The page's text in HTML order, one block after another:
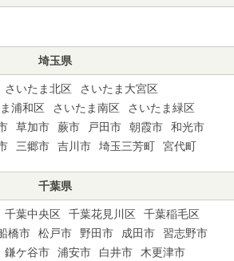
埼玉県
さいたま北区
さいたま大宮区
浦和区 さいたま南区
さいたま緑区
草加市 蕨市 戸田市 朝霞市
和光市
三郷市 吉川市 埼玉三芳町 宮代町
千葉県
千葉中央区 千葉花見川区
千葉稲毛区
橋市 松戸市 野田市 成田市
習志野市
鎌ケ谷市 浦安市 白井市 木更津市